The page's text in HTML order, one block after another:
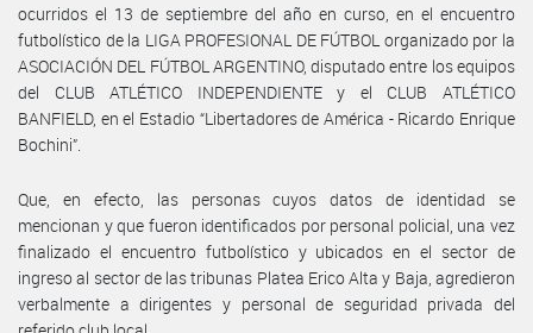
ocurridos el 13 de septiembre del año en curso, en el encuentro
futbolístico de la LIGA PROFESIONAL DE FÚTBOL organizado por la
ASOCIACIÓN DEL FÚTBOL ARGENTINO, disputado entre los equipos
del CLUB ATLÉTICO INDEPENDIENTE y el CLUB ATLÉTICO
BANFIELD, en el Estadio “Libertadores de América - Ricardo Enrique
Bochini”.
Que, en efecto, las personas cuyos datos de identidad se
mencionan y que fueron identificados por personal policial, una vez
finalizado el encuentro futbolístico y ubicados en el sector de
ingreso al sector de las tribunas Platea Erico Alta y Baja, agredieron
verbalmente a dirigentes y personal de seguridad privada del